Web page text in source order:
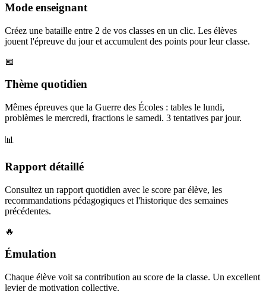
Mode enseignant
Créez une bataille entre 2 de vos classes en un clic. Les élèves
jouent l'épreuve du jour et accumulent des points pour leur classe.
📅
Thème quotidien
Mêmes épreuves que la Guerre des Écoles : tables le lundi,
problèmes le mercredi, fractions le samedi. 3 tentatives par jour.
📊
Rapport détaillé
Consultez un rapport quotidien avec le score par élève, les
recommandations pédagogiques et l'historique des semaines
précédentes.
🔥
Émulation
Chaque élève voit sa contribution au score de la classe. Un excellent
levier de motivation collective.